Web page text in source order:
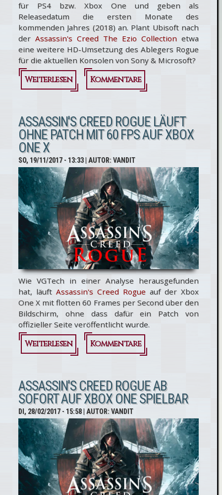
für PS4 bzw. Xbox One und geben als
Releasedatum die ersten Monate des
kommenden Jahres (2018) an. Plant Ubisoft nach
der Assassin's Creed The Ezio Collection etwa
eine weitere HD-Umsetzung des Ablegers Rogue
für die aktuellen Konsolen von Sony & Microsoft?
Weiterlesen
über
Creed
Rogue:
HD-
Neuauflage
für PS4 &
Xbox One?
Kommentare
ASSASSIN'S CREED ROGUE LÄUFT
OHNE PATCH MIT 60 FPS AUF XBOX
ONE X
SO, 19/11/2017 - 13:33| AUTOR:VANDIT
Wie VGTech in einer Analyse herausgefunden
hat, läuft Assassin's Creed Rogue auf der Xbox
One X mit flotten 60 Frames per Second über den
Bildschirm, ohne dass dafür ein Patch von
offizieller Seite veröffentlicht wurde.
Weiterlesen
über
Creed
Rogue
läuft
ohne
Patch
mit 60
fps auf
Kommentare
ASSASSIN'S CREED ROGUE AB
SOFORT AUF XBOX ONE SPIELBAR
DI, 28/02/2017 - 15:58| AUTOR:VANDIT